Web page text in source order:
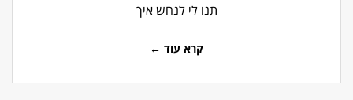
תנו לי לנחש איך
קרא עוד ←